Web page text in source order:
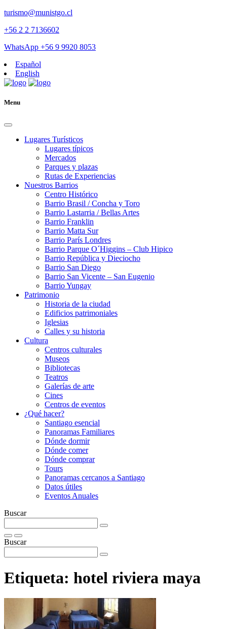
turismo@munistgo.cl
+56 2 2 7136602
WhatsApp +56 9 9920 8053
Español
English
Menu
Lugares Turísticos
Lugares tí­picos
Mercados
Parques y plazas
Rutas de Experiencias
Nuestros Barrios
Centro Histórico
Barrio Brasil / Concha y Toro
Barrio Lastarria / Bellas Artes
Barrio Franklin
Barrio Matta Sur
Barrio Parí­s Londres
Barrio Parque O´Higgins – Club Hipico
Barrio República y Dieciocho
Barrio San Diego
Barrio San Vicente – San Eugenio
Barrio Yungay
Patrimonio
Historia de la ciudad
Edificios patrimoniales
Iglesias
Calles y su historia
Cultura
Centros culturales
Museos
Bibliotecas
Teatros
Galerí­as de arte
Cines
Centros de eventos
¿Qué hacer?
Santiago esencial
Panoramas Familiares
Dónde dormir
Dónde comer
Dónde comprar
Tours
Panoramas cercanos a Santiago
Datos útiles
Eventos Anuales
Buscar
Buscar
Etiqueta: hotel riviera maya